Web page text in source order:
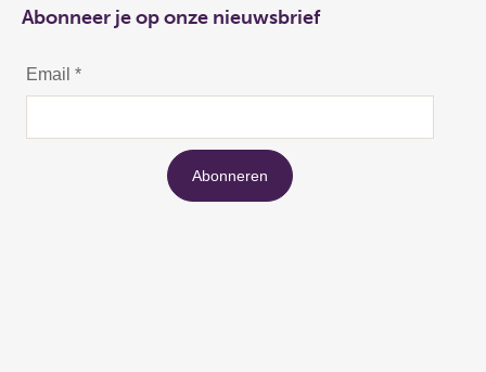
Abonneer je op onze nieuwsbrief